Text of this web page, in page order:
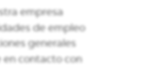
empresa
de empleo
generales
en contacto con